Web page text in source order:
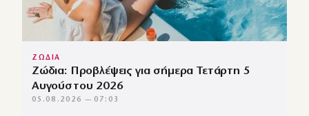
ΖΩΔΙΑ
Ζώδια: Προβλέψεις για σήμερα Τετάρτη 5
Αυγούστου 2026
05.08.2026 — 07:03